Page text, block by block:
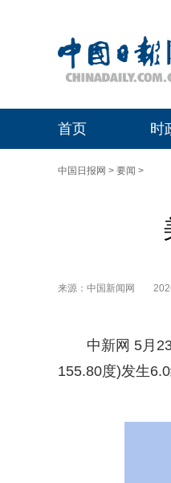
首页 时
中国日报网 > 要闻 >
来源：中国新闻网
中新网 5月
155.80度)发生